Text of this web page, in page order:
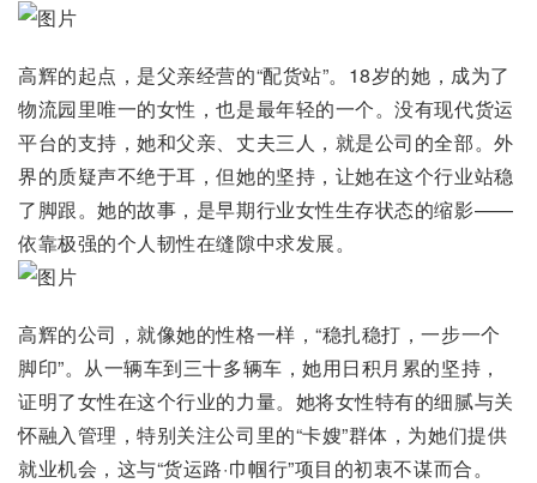
高辉的起点，是父亲经营的“配货站”。18岁的她，成为了
物流园里唯一的女性，也是最年轻的一个。没有现代货运
平台的支持，她和父亲、丈夫三人，就是公司的全部。外
界的质疑声不绝于耳，但她的坚持，让她在这个行业站稳
了脚跟。她的故事，是早期行业女性生存状态的缩影——
依靠极强的个人韧性在缝隙中求发展。
高辉的公司，就像她的性格一样，“稳扎稳打，一步一个
脚印”。从一辆车到三十多辆车，她用日积月累的坚持，
证明了女性在这个行业的力量。她将女性特有的细腻与关
怀融入管理，特别关注公司里的“卡嫂”群体，为她们提供
就业机会，这与“货运路·巾帼行”项目的初衷不谋而合。